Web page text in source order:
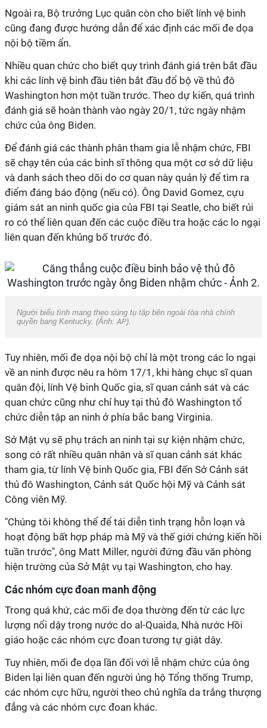
Ngoài ra, Bộ trưởng Lục quân còn cho biết lính vệ binh
cũng đang được hướng dẫn để xác định các mối đe dọa
nội bộ tiềm ẩn.
Nhiều quan chức cho biết quy trình đánh giá trên bắt đầu
khi các lính vệ binh đầu tiên bắt đầu đổ bộ về thủ đô
Washington hơn một tuần trước. Theo dự kiến, quá trình
đánh giá sẽ hoàn thành vào ngày 20/1, tức ngày nhậm
chức của ông Biden.
Để đánh giá các thành phân tham gia lễ nhậm chức, FBI
sẽ chạy tên của các binh sĩ thông qua một cơ sở dữ liệu
và danh sách theo dõi do cơ quan này quản lý để tìm ra
điểm đáng báo động (nếu có). Ông David Gomez, cựu
giám sát an ninh quốc gia của FBI tại Seatle, cho biết rủi
ro có thể liên quan đến các cuộc điều tra hoặc các lo ngại
liên quan đến khủng bố trước đó.
Người biểu tình mang theo súng tụ tập bên ngoài tòa nhà chính
quyền bang Kentucky. (Ảnh:AP).
Tuy nhiên, mối đe dọa nội bộ chỉ là một trong các lo ngại
về an ninh được nêu ra hôm 17/1, khi hàng chục sĩ quan
quân đội, lính Vệ binh Quốc gia, sĩ quan cảnh sát và các
quan chức cũng như chỉ huy tại thủ đô Washington tổ
chức diễn tập an ninh ở phía bắc bang Virginia.
Sở Mật vụ sẽ phụ trách an ninh tại sự kiện nhậm chức,
song có rất nhiều quân nhân và sĩ quan cảnh sát khác
tham gia, từ lính Vệ binh Quốc gia, FBI đến Sở Cảnh sát
thủ đô Washington, Cảnh sát Quốc hội Mỹ và Cảnh sát
Công viên Mỹ.
"Chúng tôi không thể để tái diễn tình trạng hỗn loạn và
hoạt động bất hợp pháp mà Mỹ và thế giới chứng kiến hồi
tuần trước", ông Matt Miller, người đứng đầu văn phòng
hiện trường của Sở Mật vụ tại Washington, cho hay.
Các nhóm cực đoan manh động
Trong quá khứ, các mối đe dọa thường đến từ các lực
lượng nổi dậy trong nước do al-Quaida, Nhà nước Hồi
giáo hoặc các nhóm cực đoan tương tự giật dây.
Tuy nhiên, mối đe dọa lần đối với lễ nhậm chức của ông
Biden lại liên quan đến người ủng hộ Tổng thống Trump,
các nhóm cực hữu, người theo chủ nghĩa da trắng thượng
đẳng và các nhóm cực đoan khác.